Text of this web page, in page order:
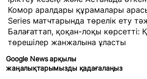
Комор аралдары құрамалары
Series матчтарында төрелік ету
Балағаттап, қоқан-лоқы көрсетті:
төрешілер жанжалына ұласты
Google News арқылы
жаңалықтарымызды қадағалаңыз